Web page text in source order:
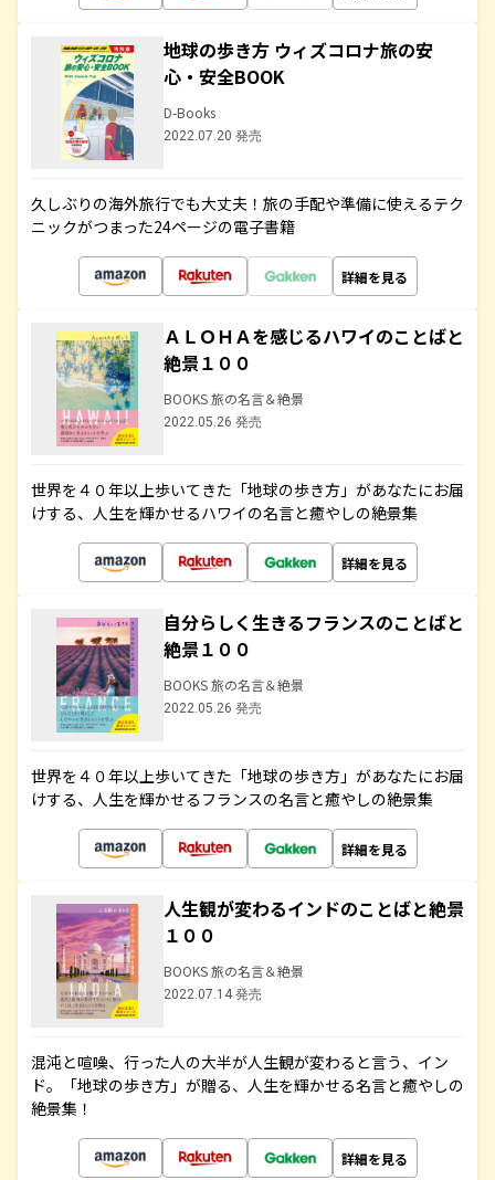
地球の歩き方 ウィズコロナ旅の安
心・安全BOOK
D-Books
2022.07.20 発売
久しぶりの海外旅行でも大丈夫！旅の手配や準備に使えるテク
ニックがつまった24ページの電子書籍
詳細を見る
ＡＬＯＨＡを感じるハワイのことばと
絶景１００
BOOKS 旅の名言＆絶景
2022.05.26 発売
世界を４０年以上歩いてきた「地球の歩き方」があなたにお届
けする、人生を輝かせるハワイの名言と癒やしの絶景集
詳細を見る
自分らしく生きるフランスのことばと
絶景１００
BOOKS 旅の名言＆絶景
2022.05.26 発売
世界を４０年以上歩いてきた「地球の歩き方」があなたにお届
けする、人生を輝かせるフランスの名言と癒やしの絶景集
詳細を見る
人生観が変わるインドのことばと絶景
１００
BOOKS 旅の名言＆絶景
2022.07.14 発売
混沌と喧噪、行った人の大半が人生観が変わると言う、イン
ド。「地球の歩き方」が贈る、人生を輝かせる名言と癒やしの
絶景集！
詳細を見る